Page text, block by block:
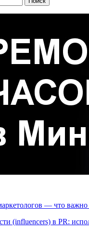
— что важно
(influencers) в PR: